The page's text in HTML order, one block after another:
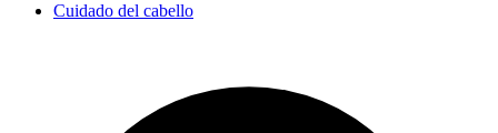
Cuidado del cabello